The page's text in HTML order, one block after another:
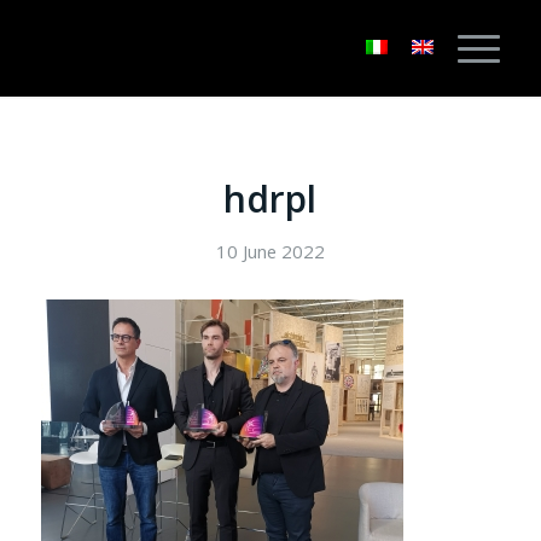
hdrpl
10 June 2022